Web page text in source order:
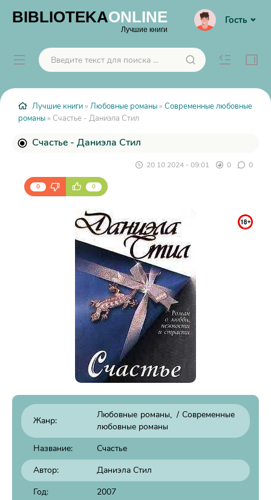
BIBLIOTEKAONLINE
Лучшие книги
Гость
Лучшие книги » Любовные романы » Современные любовные
романы » Счастье - Даниэла Стил
Счастье - Даниэла Стил
20.10.2024 - 09:01 0 0
0 0
Жанр:
Любовные романы / Современные
любовные романы
Название:
Счастье
Автор:
Даниэла Стил
Год:
2007